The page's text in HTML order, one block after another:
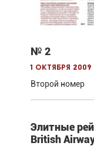
№ 2
1 октября 2009
Второй номер
Элитные
British